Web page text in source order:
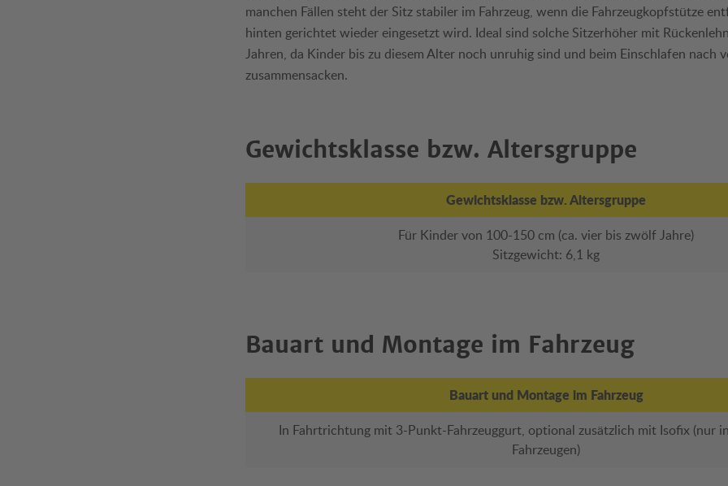
manchen Fällen steht der Sitz stabiler im Fahrzeug, wenn die Fahrzeugkopfstütze
hinten gerichtet wieder eingesetzt wird. Ideal sind solche Sitzerhöher mit
Jahren, da Kinder bis zu diesem Alter noch unruhig sind und beim Einschlafen nach
zusammensacken.
Gewichtsklasse bzw. Altersgruppe
Gewichtsklasse bzw. Altersgruppe
Für Kinder von 100-150 cm (ca. vier bis zwölf Jahre)
Sitzgewicht: 6,1 kg
Bauart und Montage im Fahrzeug
Bauart und Montage im Fahrzeug
In Fahrtrichtung mit 3-Punkt-Fahrzeuggurt, optional zusätzlich mit Isofix (nur
Fahrzeugen)